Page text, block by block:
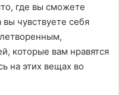
где вы сможете
вы чувствуете себя
которые вам нравятся
на этих вещах во